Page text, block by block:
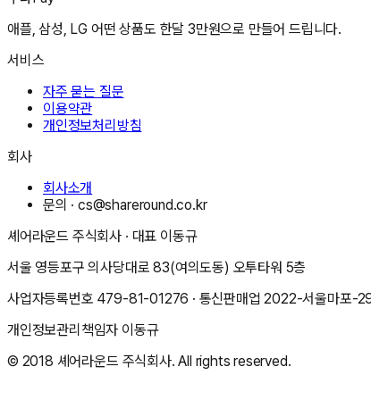
애플, 삼성, LG 어떤 상품도 한달 3만원으로 만들어 드립니다.
서비스
자주 묻는 질문
이용약관
개인정보처리방침
회사
회사소개
문의 ·cs@shareround.co.kr
셰어라운드 주식회사 · 대표 이동규
서울 영등포구 의사당대로 83(여의도동) 오투타워 5층
사업자등록번호 479-81-01276 · 통신판매업2022-서울마포-
개인정보관리책임자 이동규
© 2018 셰어라운드 주식회사. All rights reserved.